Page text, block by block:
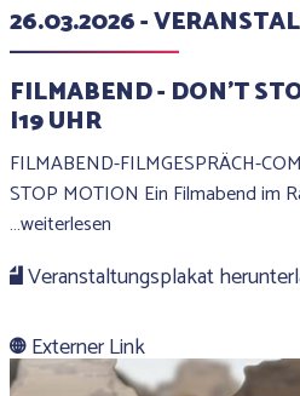
26.03.2026 -
FILMABEND - DON’T
I19 UHR
FILMABEND-FILMGESPRÄCH-
STOP MOTION Ein Filmabend im
…weiterlesen
Veranstaltungsplakat
Externer Link